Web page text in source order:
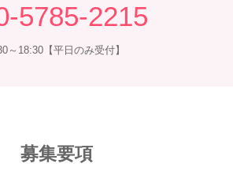
5785-2215
～18:30【平日のみ受付】
募集要項